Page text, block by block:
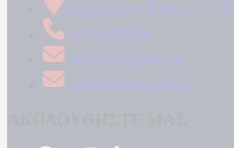
Δήμητρος 31 Ταύρος, 177 78
210 34 89 000
info@kontranews.gr
news@kontranews.gr